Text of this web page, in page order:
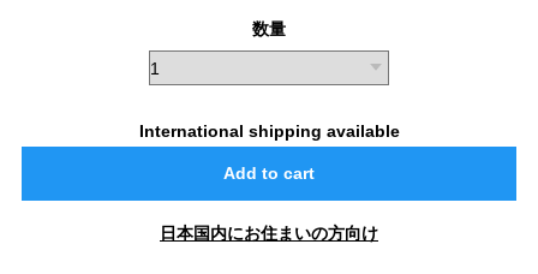
数量
International shipping available
Add to cart
日本国内にお住まいの方向け